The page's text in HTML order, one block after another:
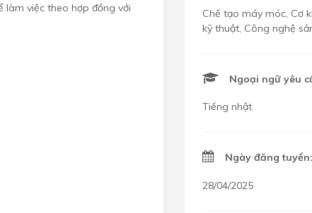
làm việc theo hợp đồng với
Chế tạo máy móc, Cơ
kỹ thuật, Công nghệ
Ngoại ngữ yêu
Tiếng nhật
Ngày đăng tuyển:
28/04/2025